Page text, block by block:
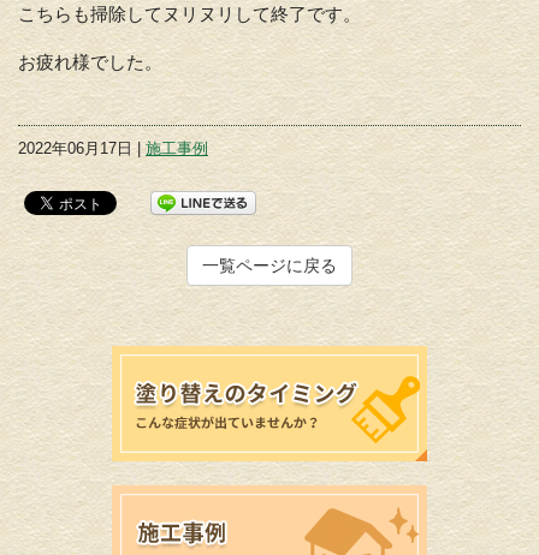
こちらも掃除してヌリヌリして終了です。
お疲れ様でした。
2022年06月17日 |施工事例
一覧ページに戻る